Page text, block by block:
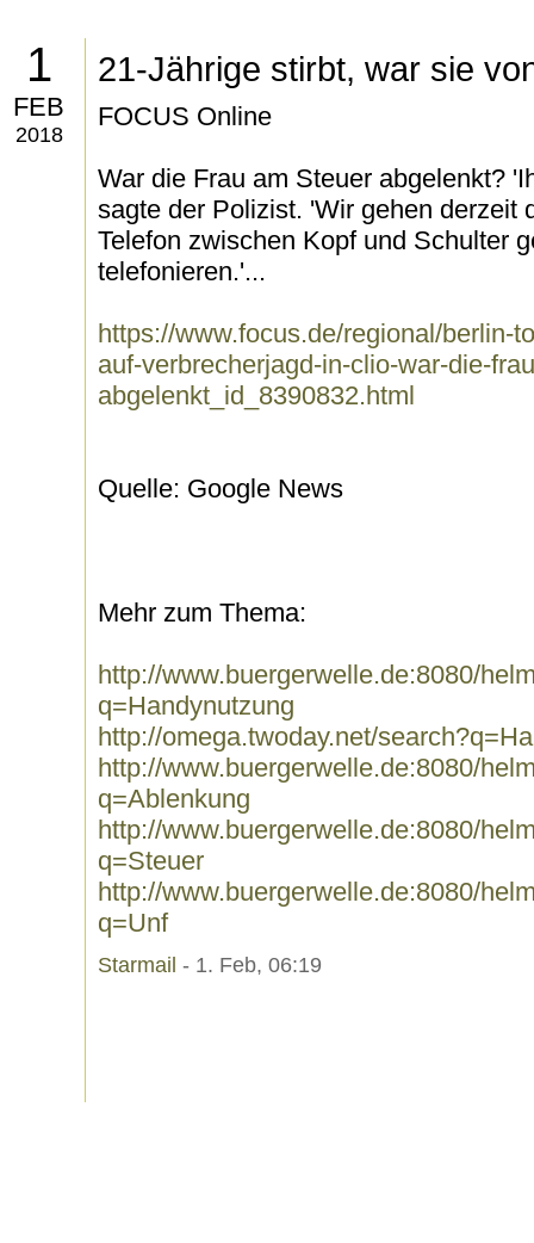
1
FEB
2018
21-Jährige stirbt, war sie
FOCUS Online
War die Frau am Steuer abgelenkt?
sagte der Polizist. 'Wir gehen derzeit
Telefon zwischen Kopf und Schulter
telefonieren.'...
https://www.focus.de/regional/berlin-
auf-verbrecherjagd-in-clio-war-die-
abgelenkt_id_8390832.html
Quelle: Google News
Mehr zum Thema:
http://www.buergerwelle.de:8080/
q=Handynutzung
http://omega.twoday.net/
http://www.buergerwelle.de:8080/
q=Ablenkung
http://www.buergerwelle.de:8080/
q=Steuer
http://www.buergerwelle.de:8080/
q=Unf
Starmail - 1. Feb, 06:19